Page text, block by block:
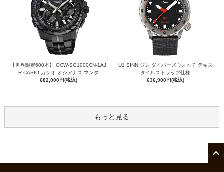
【世界限定600本】 OCW-SG1000CN-1AJ
R CASIO カシオ オシアナス マンタ
682,000円(税込)
U1 SINN ジン ダイバーズウォッチ テキス
タイルストラップ仕様
636,900円(税込)
もっと見る